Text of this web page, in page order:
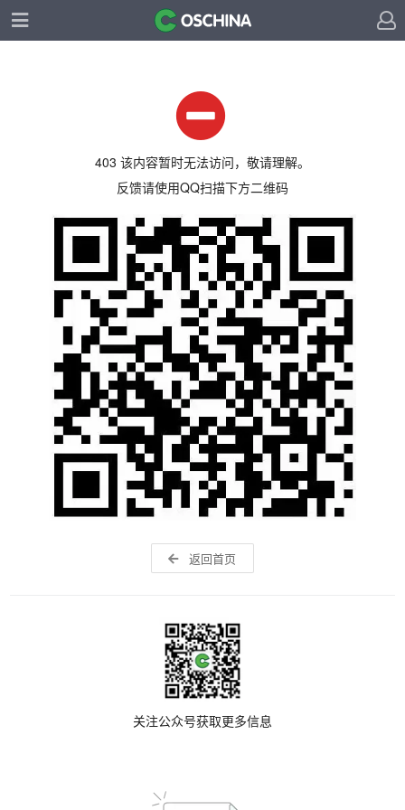
403 该内容暂时无法访问，敬请理解。
反馈请使用QQ扫描下方二维码
返回首页
关注公众号获取更多信息